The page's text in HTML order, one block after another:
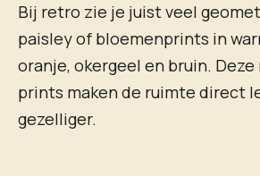
Bij retro zie je juist veel
paisley of bloemenprints in
oranje, okergeel en bruin.
prints maken de ruimte direct
gezelliger.